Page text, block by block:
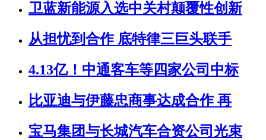
卫蓝新能源入选中关村颠覆性创新
从担忧到合作 底特律三巨头联手
4.13亿！中通客车等四家公司中标
比亚迪与伊藤忠商事达成合作 再
宝马集团与长城汽车合资公司光束